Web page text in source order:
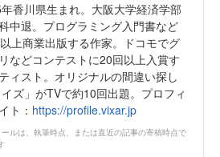
香川県生まれ。大阪大学経済学部
中退。プログラミング入門書など
上商業出版する作家。ドコモでグ
などコンテストに20回以上入賞す
ィスト。オリジナルの間違い探し
イズ」がTVで約10回出題。プロフィ
ト： https://profile.vixar.jp
ルは、執筆時点、または直近の記事の寄稿時点で